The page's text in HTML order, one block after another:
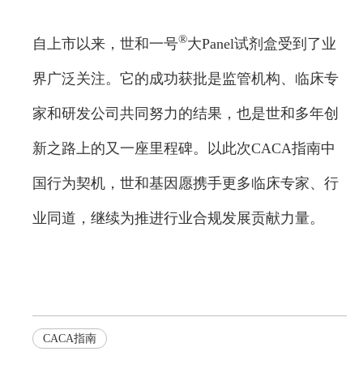
自上市以来，世和一号®大Panel试剂盒受到了业
界广泛关注。它的成功获批是监管机构、临床专
家和研发公司共同努力的结果，也是世和多年创
新之路上的又一座里程碑。以此次CACA指南中
国行为契机，世和基因愿携手更多临床专家、行
业同道，继续为推进行业合规发展贡献力量。
CACA指南